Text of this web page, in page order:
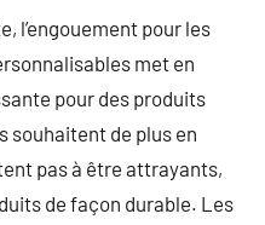
l’engouement pour les
met en
pour des produits
souhaitent de plus en
pas à être attrayants,
de façon durable. Les